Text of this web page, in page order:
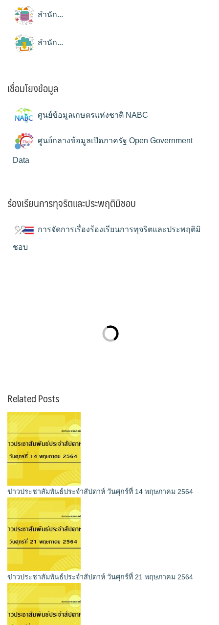
สำนัก...
สำนัก...
เชื่อมโยงข้อมูล
ศูนย์ข้อมูลเกษตรแห่งชาติ NABC
ศูนย์กลางข้อมูลเปิดภาครัฐ Open Government
Data
ร้องเรียนการทุจริตและประพฤติมิชอบ
การจัดการเรื่องร้องเรียนการทุจริตและประพฤติมิ
ชอบ
Related Posts
ข่าวประชาสัมพันธ์ประจำสัปดาห์ วันศุกร์ที่ 14 พฤษภาคม 2564
ข่าวประชาสัมพันธ์ประจำสัปดาห์ วันศุกร์ที่ 21 พฤษภาคม 2564